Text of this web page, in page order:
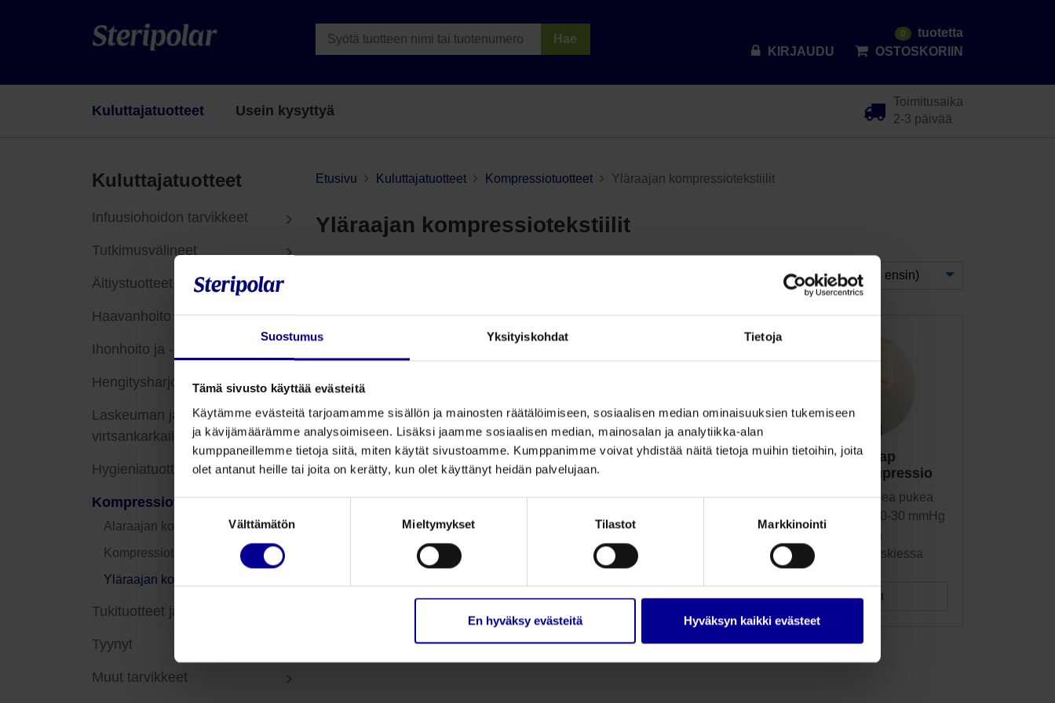
Suostumus Yksityiskohdat Tietoja
Tämä sivusto käyttää evästeitä
Käytämme evästeitä tarjoamamme sisällön ja mainosten räätälöimiseen, sosiaalisen median ominaisuuksien tukemiseen
ja kävijämäärämme analysoimiseen. Lisäksi jaamme sosiaalisen median, mainosalan ja analytiikka-alan
kumppaneillemme tietoja siitä, miten käytät sivustoamme. Kumppanimme voivat yhdistää näitä tietoja muihin tietoihin, joita
olet antanut heille tai joita on kerätty, kun olet käyttänyt heidän palvelujaan.
Välttämätön Mieltymykset Tilastot Markkinointi
En hyväksy evästeitä Hyväksyn kaikki evästeet
Hae 0
tuotetta
OSTOSKORIIN
KIRJAUDU
Kuluttajatuotteet Usein kysyttyä
Toimitusaika
2-3 päivää
Kuluttajatuotteet
Infuusiohoidon tarvikkeet
Tutkimusvälineet
Äitiystuotteet
Haavanhoito
Ihonhoito ja -suoja
Hengitysharjoitustuotteet
Laskeuman ja
virtsankarkailun hoito
Hygieniatuotteet
Kompressiotuotteet
Alaraajan kompressiotekstiilit
Kompressiotekstiili yökäyttöön
Yläraajan kompressiotekstiilit
Tukituotteet ja tarvikkeet
Tyynyt
Muut tarvikkeet
Etusivu Kuluttajatuotteet Kompressiotuotteet Yläraajan kompressiotekstiilit
Yläraajan kompressiotekstiilit
Lajittele
Microfine-
kompressiosormikas
Ohut ja pehmeä
Kompressio 20-36 mmHg
Molempikätinen malli
Tutustu
Easywrap
käsikompressio
Helppo ja nopea pukea
turvotuksen laskiessa
Tutustu
Easywrap
käsivarsikompressio
Helppo ja nopea pukea
Kompressio 20-30 mmHg
Säädettävissä
turvotuksen laskiessa
Tutustu